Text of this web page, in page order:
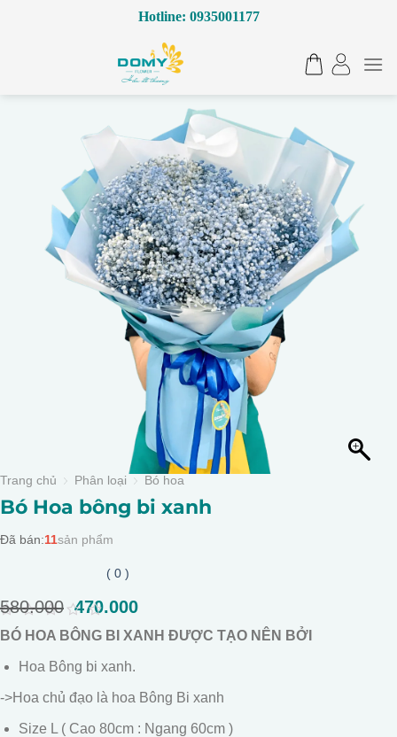
Hotline: 0935001177
Trang chủ Phân loại Bó hoa
Bó Hoa bông bi xanh
Đã bán:11sản phẩm
0
out
5
( 0 )
580.000 Giá
gốc
là:
580.000.
470.000
tại
BÓ HOA BÔNG BI XANH ĐƯỢC TẠO NÊN BỞI
Hoa Bông bi xanh.
->Hoa chủ đạo là hoa Bông Bi xanh
Size L ( Cao 80cm : Ngang 60cm )